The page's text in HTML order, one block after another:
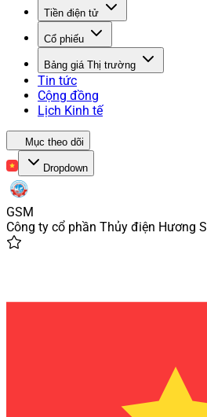
Tiền điện tử
Cổ phiếu
Bảng giá Thị trường
Tin tức
Cộng đồng
Lịch Kinh tế
Mục theo dõi
Dropdown
GSM
Công ty cổ phần Thủy điện Hương